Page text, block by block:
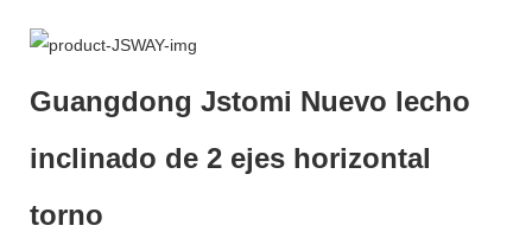
Guangdong Jstomi Nuevo lecho
inclinado de 2 ejes horizontal
torno